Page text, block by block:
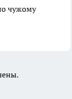
чужому